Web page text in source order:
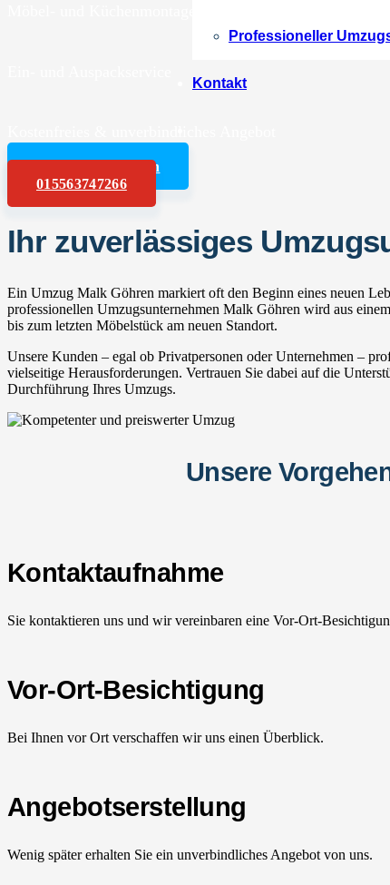
Professioneller
Kontakt
Angebot anfordern
015563747266
Ihr zuverlässiges
Ein Umzug Malk Göhren markiert oft den Beginn eines neuen
professionellen Umzugsunternehmen Malk Göhren wird aus
bis zum letzten Möbelstück am neuen Standort.
Unsere Kunden – egal ob Privatpersonen oder Unternehmen –
vielseitige Herausforderungen. Vertrauen Sie dabei auf die
Durchführung Ihres Umzugs.
Unsere
Kontaktaufnahme
Sie kontaktieren uns und wir vereinbaren eine Vor-Ort-
Vor-Ort-Besichtigung
Bei Ihnen vor Ort verschaffen wir uns einen Überblick.
Angebotserstellung
Wenig später erhalten Sie ein unverbindliches Angebot von uns.